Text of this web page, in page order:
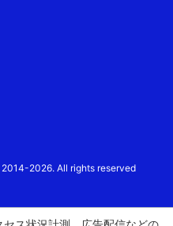
2026. All rights reserved